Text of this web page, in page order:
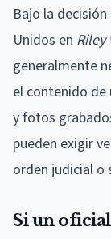
Bajo la
Unidos en Riley
generalmente
el contenido de
y fotos
pueden exigir
orden judicial
Si un